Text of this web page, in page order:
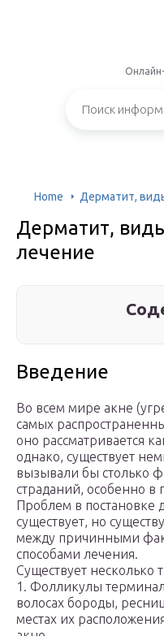
Home Дерматит,
Дерматит,
лечение
Введение
Во всем мире акне
самых
оно рассматривается
однако, существует
вызывали бы столько
страданий, особенно в
Проблем в постановке
существует, но
между причинными
способами лечения.
Существует несколько
1. Фолликулы
волосах бороды,
местах их